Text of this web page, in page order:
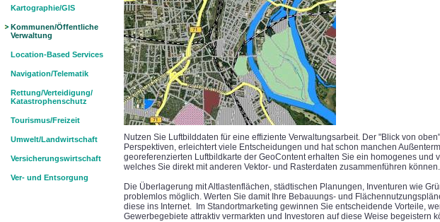
Kartographie/GIS
Kommunen/Öffentliche
Verwaltung
Location-Based Services
Navigation/Telematik
Rettung/Verteidigung/
Katastrophenschutz
Tourismus/Freizeit
Umwelt/Landwirtschaft
Versicherungswirtschaft
Ver- und Entsorgung
Nutzen Sie Luftbilddaten für eine effiziente Verwaltungsarbeit. Der "Blick von
Perspektiven, erleichtert viele Entscheidungen und hat schon manchen
georeferenzierten Luftbildkarte der GeoContent erhalten Sie ein homogenes und
welches Sie direkt mit anderen Vektor- und Rasterdaten zusammenführen können.
Die Überlagerung mit Altlastenflächen, städtischen Planungen, Inventuren wie
problemlos möglich. Werten Sie damit Ihre Bebauungs- und
diese ins Internet. Im Standortmarketing gewinnen Sie entscheidende Vorteile,
Gewerbegebiete attraktiv vermarkten und Investoren auf diese Weise begeistern